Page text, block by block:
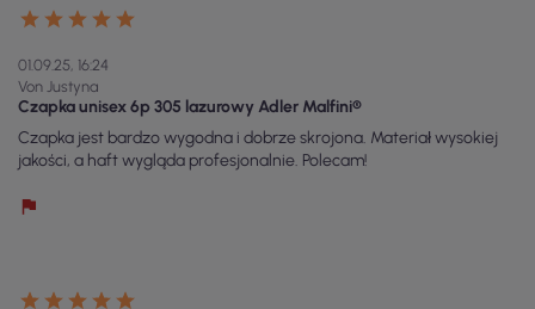
01.09.25, 16:24
Von Justyna
Czapka unisex 6p 305 lazurowy Adler Malfini®
Czapka jest bardzo wygodna i dobrze skrojona. Materiał wysokiej
jakości, a haft wygląda profesjonalnie. Polecam!